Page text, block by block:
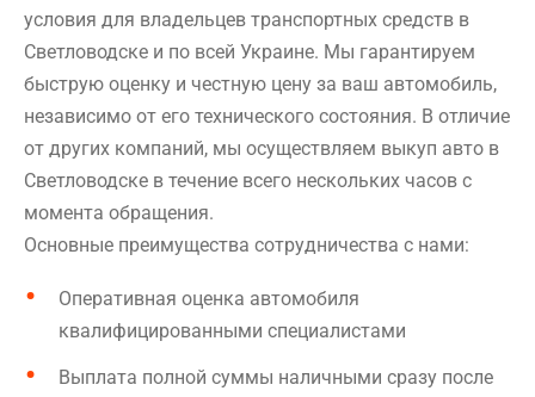
условия для владельцев транспортных средств в
Светловодске и по всей Украине. Мы гарантируем
быструю оценку и честную цену за ваш автомобиль,
независимо от его технического состояния. В отличие
от других компаний, мы осуществляем выкуп авто в
Светловодске в течение всего нескольких часов с
момента обращения.
Основные преимущества сотрудничества с нами:
Оперативная оценка автомобиля
квалифицированными специалистами
Выплата полной суммы наличными сразу после